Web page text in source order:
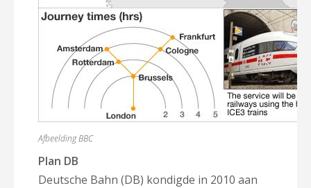
Afbeelding BBC
Plan DB
Deutsche Bahn (DB) kondigde in 2010 aan